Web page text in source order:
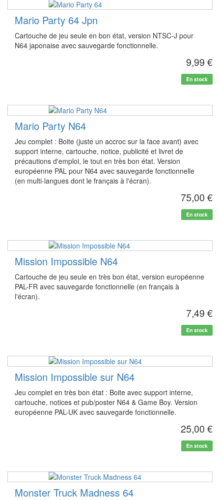
Mario Party 64 Jpn
Cartouche de jeu seule en bon état, version NTSC-J pour
N64 japonaise avec sauvegarde fonctionnelle.
9,99 €
En stock
Mario Party N64
Jeu complet : Boite (juste un accroc sur la face avant) avec
support interne, cartouche, notice, publicité et livret de
précautions d'emploi, le tout en très bon état. Version
européenne PAL pour N64 avec sauvegarde fonctionnelle
(en multi-langues dont le français à l'écran).
75,00 €
En stock
Mission Impossible N64
Cartouche de jeu seule en très bon état, version européenne
PAL-FR avec sauvegarde fonctionnelle (en français à
l'écran).
7,49 €
En stock
Mission Impossible sur N64
Jeu complet en très bon état : Boite avec support interne,
cartouche, notices et pub/poster N64 & Game Boy. Version
européenne PAL-UK avec sauvegarde fonctionnelle.
25,00 €
En stock
Monster Truck Madness 64